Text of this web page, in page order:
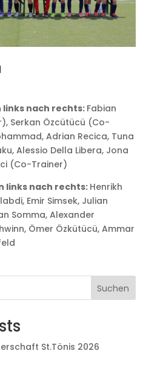
links nach rechts: Fabian
Serkan Özcütücü (Co-
Adrian Recica, Tuna
Alessio Della Libera, Jona
(Co-Trainer)
links nach rechts: Henrikh
Emir Simsek, Julian
Somma, Alexander
Ömer Özkütücü, Ammar
Suchen
St.Tönis 2026